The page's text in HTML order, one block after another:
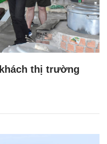
thị trường